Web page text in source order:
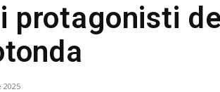
protagonisti
2025